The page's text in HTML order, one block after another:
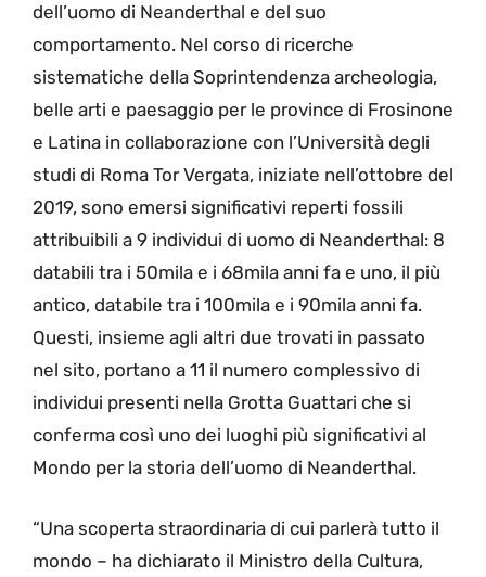
dell’uomo di Neanderthal e del suo
comportamento. Nel corso di ricerche
sistematiche della Soprintendenza archeologia,
belle arti e paesaggio per le province di Frosinone
e Latina in collaborazione con l’Università degli
studi di Roma Tor Vergata, iniziate nell’ottobre del
2019, sono emersi significativi reperti fossili
attribuibili a 9 individui di uomo di Neanderthal: 8
databili tra i 50mila e i 68mila anni fa e uno, il più
antico, databile tra i 100mila e i 90mila anni fa.
Questi, insieme agli altri due trovati in passato
nel sito, portano a 11 il numero complessivo di
individui presenti nella Grotta Guattari che si
conferma così uno dei luoghi più significativi al
Mondo per la storia dell’uomo di Neanderthal.
“Una scoperta straordinaria di cui parlerà tutto il
mondo – ha dichiarato il Ministro della Cultura,